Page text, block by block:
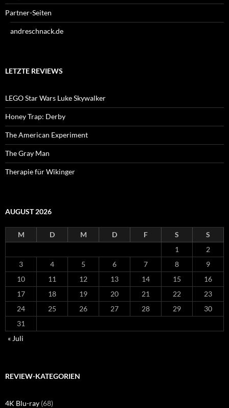
Partner-Seiten
andreschnack.de
LETZTE REVIEWS
LEGO Star Wars Luke Skywalker
Honey Trap: Derby
The American Experiment
The Gray Man
Therapie für Wikinger
AUGUST 2026
M D M D F S
S
1
2
3
4 5 6 7 8
9
10
11 12 13 14 15
16
17
18 19 20 21 22
23
24
25 26 27 28 29
30
31
« Juli
REVIEW-KATEGORIEN
4K Blu-ray (68)